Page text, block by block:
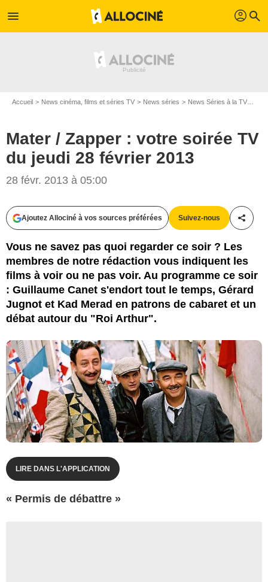
menu profil search
Accueil News cinéma, films et séries TV News séries News Séries à la TV
Mater / Zapper : votre soirée TV
du jeudi 28 février 2013
28 févr. 2013 à 05:00
Ajoutez Allociné à vos sources préférées Suivez-nous
Vous ne savez pas quoi regarder ce soir ? Les
membres de notre rédaction vous indiquent les
films à voir ou ne pas voir. Au programme ce soir
: Guillaume Canet s'endort tout le temps, Gérard
Jugnot et Kad Merad en patrons de cabaret et un
débat autour du "Roi Arthur".
LIRE DANS L'APPLICATION
« Permis de débattre »